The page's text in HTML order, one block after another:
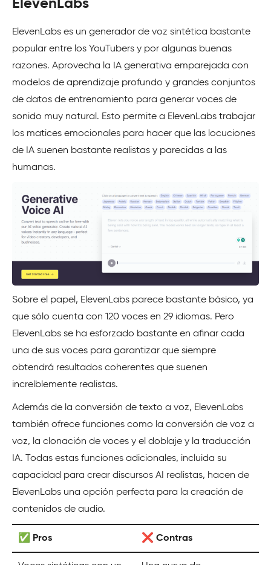
ElevenLabs
ElevenLabs es un generador de voz sintética bastante
popular entre los YouTubers y por algunas buenas
razones. Aprovecha la IA generativa emparejada con
modelos de aprendizaje profundo y grandes conjuntos
de datos de entrenamiento para generar voces de
sonido muy natural. Esto permite a ElevenLabs trabajar
los matices emocionales para hacer que las locuciones
de IA suenen bastante realistas y parecidas a las
humanas.
Sobre el papel, ElevenLabs parece bastante básico, ya
que sólo cuenta con 120 voces en 29 idiomas. Pero
ElevenLabs se ha esforzado bastante en afinar cada
una de sus voces para garantizar que siempre
obtendrá resultados coherentes que suenen
increíblemente realistas.
Además de la conversión de texto a voz, ElevenLabs
también ofrece funciones como la conversión de voz a
voz, la clonación de voces y el doblaje y la traducción
IA. Todas estas funciones adicionales, incluida su
capacidad para crear discursos AI realistas, hacen de
ElevenLabs una opción perfecta para la creación de
contenidos de audio.
✅ Pros ❌ Contras